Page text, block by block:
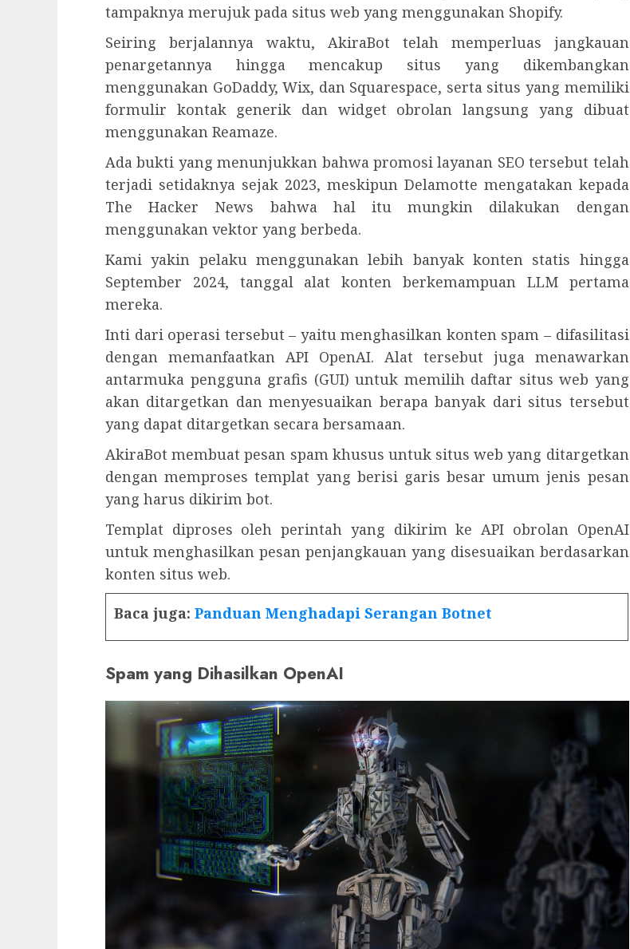
tampaknya merujuk pada situs web yang menggunakan Shopify.
Seiring berjalannya waktu, AkiraBot telah memperluas jangkauan
penargetannya hingga mencakup situs yang dikembangkan
menggunakan GoDaddy, Wix, dan Squarespace, serta situs yang memiliki
formulir kontak generik dan widget obrolan langsung yang dibuat
menggunakan Reamaze.
Ada bukti yang menunjukkan bahwa promosi layanan SEO tersebut telah
terjadi setidaknya sejak 2023, meskipun Delamotte mengatakan kepada
The Hacker News bahwa hal itu mungkin dilakukan dengan
menggunakan vektor yang berbeda.
Kami yakin pelaku menggunakan lebih banyak konten statis hingga
September 2024, tanggal alat konten berkemampuan LLM pertama
mereka.
Inti dari operasi tersebut – yaitu menghasilkan konten spam – difasilitasi
dengan memanfaatkan API OpenAI. Alat tersebut juga menawarkan
antarmuka pengguna grafis (GUI) untuk memilih daftar situs web yang
akan ditargetkan dan menyesuaikan berapa banyak dari situs tersebut
yang dapat ditargetkan secara bersamaan.
AkiraBot membuat pesan spam khusus untuk situs web yang ditargetkan
dengan memproses templat yang berisi garis besar umum jenis pesan
yang harus dikirim bot.
Templat diproses oleh perintah yang dikirim ke API obrolan OpenAI
untuk menghasilkan pesan penjangkauan yang disesuaikan berdasarkan
konten situs web.
Baca juga: Panduan Menghadapi Serangan Botnet
Spam yang Dihasilkan OpenAI